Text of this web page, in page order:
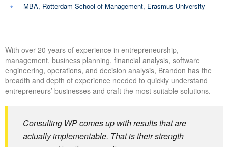
MBA, Rotterdam School of Management, Erasmus University
With over 20 years of experience in entrepreneurship,
management, business planning, financial analysis, software
engineering, operations, and decision analysis, Brandon has the
breadth and depth of experience needed to quickly understand
entrepreneurs’ businesses and craft the most suitable solutions.
Consulting WP comes up with results that are
actually implementable. That is their strength